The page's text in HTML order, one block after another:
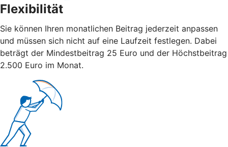
Flexibilität
Sie können Ihren monatlichen Beitrag jederzeit anpassen
und müssen sich nicht auf eine Laufzeit festlegen. Dabei
beträgt der Mindestbeitrag 25 Euro und der Höchstbeitrag
2.500 Euro im Monat.